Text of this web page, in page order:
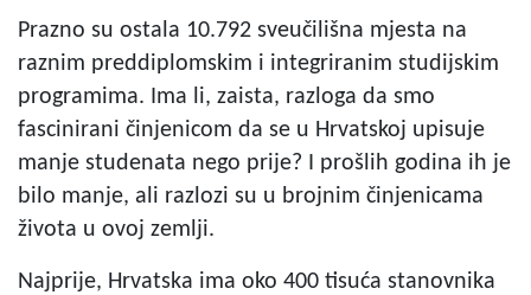
Prazno su ostala 10.792 sveučilišna mjesta na
raznim preddiplomskim i integriranim studijskim
programima. Ima li, zaista, razloga da smo
fascinirani činjenicom da se u Hrvatskoj upisuje
manje studenata nego prije? I prošlih godina ih je
bilo manje, ali razlozi su u brojnim činjenicama
života u ovoj zemlji.
Najprije, Hrvatska ima oko 400 tisuća stanovnika